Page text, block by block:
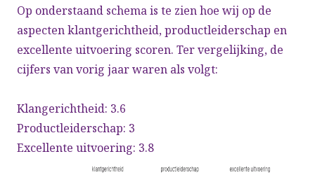
Op onderstaand schema is te zien hoe wij op de
aspecten klantgerichtheid, productleiderschap en
excellente uitvoering scoren. Ter vergelijking, de
cijfers van vorig jaar waren als volgt:
Klangerichtheid: 3.6
Productleiderschap: 3
Excellente uitvoering: 3.8